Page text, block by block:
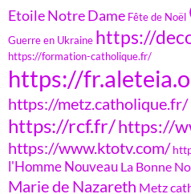
Etoile Notre Dame Fête de Noël
Guerre en Ukraine https://
https://formation-catholique.fr/
https://
https://metz.catholique.fr/
https://rcf.fr/https://
https://www.ktotv.com/
l'Homme Nouveau La Bonne
Marie de Nazareth Metz